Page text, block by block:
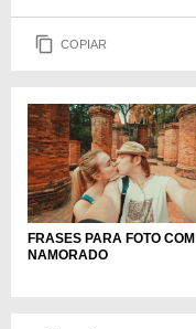
COPIAR
FRASES PARA FOTO COM
NAMORADO